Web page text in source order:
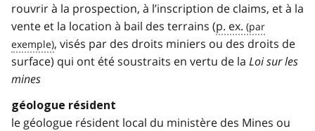
rouvrir à la prospection, à l’inscription de claims, et à la
vente et la location à bail des terrains (p. ex.
, visés par des droits miniers ou des droits de
surface) qui ont été soustraits en vertu de la Loi sur les
mines
géologue résident
le géologue résident local du ministère des Mines ou